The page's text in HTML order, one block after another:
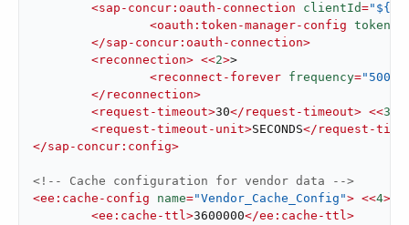
<sap-concur:oauth-connection clientId=
<oauth:token-manager-config
</sap-concur:oauth-connection>
<reconnection> <<2>>
<reconnect-forever frequency="5000"
</ reconnection>
<request-timeout>30</ request-timeout> <<3
<request-timeout-unit>SECONDS</ request-
</sap-concur:config>
<!-- Cache configuration for vendor data -->
<ee:cache-config name="Vendor_Cache_Config"> <<4>
<ee:cache-ttl>3600000</ee:cache-ttl>